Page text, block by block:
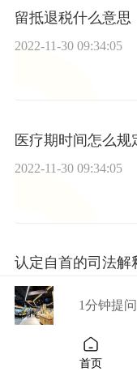
留抵退税什么意思
2022-11-30 09:34:05
医疗期时间怎么规
2022-11-30 09:34:05
认定自首的司法解
2022-11-30 09:34:05
1分钟提
首页